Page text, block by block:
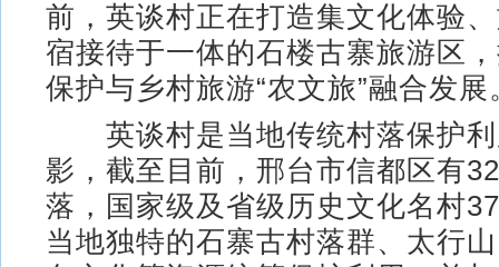
前，英谈村正在打造集文化体验
宿接待于一体的石楼古寨旅游区
保护与乡村旅游“农文旅”融合发展
英谈村是当地传统村落保护利
影，截至目前，邢台市信都区有
落，国家级及省级历史文化名村
当地独特的石寨古村落群、太行